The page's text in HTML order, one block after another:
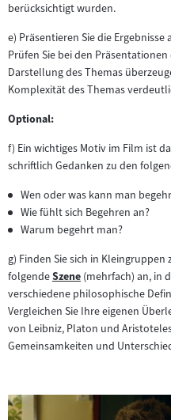
berücksichtigt wurden.
e) Präsentieren Sie die
Prüfen Sie bei den
Darstellung des Themas
Komplexität des Themas
Optional:
f) Ein wichtiges Motiv im Film ist
schriftlich Gedanken zu den
Wen oder was kann man
Wie fühlt sich Begehren an?
Warum begehrt man?
g) Finden Sie sich in Kleingruppen
folgendeZum
Inhalt:
Szene (mehrfach) an, in
verschiedene philosophische
Vergleichen Sie Ihre eigenen
von Leibniz, Platon und
Gemeinsamkeiten und